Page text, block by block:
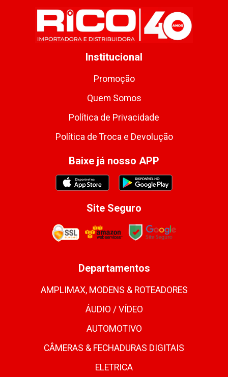
Institucional
Promoção
Quem Somos
Política de Privacidade
Política de Troca e Devolução
Baixe já nosso APP
Site Seguro
Departamentos
AMPLIMAX, MODENS & ROTEADORES
ÁUDIO / VÍDEO
AUTOMOTIVO
CÂMERAS & FECHADURAS DIGITAIS
ELETRICA